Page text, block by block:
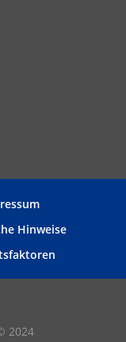
Hinweise
2024